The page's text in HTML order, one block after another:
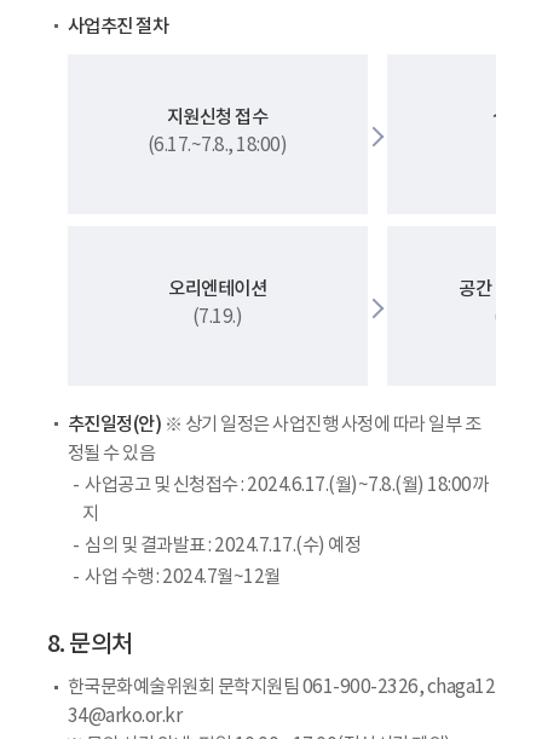
사업추진 절차
지원신청 접수
(6.17.~7.8., 18:00)
심의
오리엔테이션
(7.19.)
공간 이용
(7월
추진일정(안) ※ 상기 일정은 사업진행 사정에 따라 일부 조
정될 수 있음
사업공고 및 신청접수 : 2024.6.17.(월)~7.8.(월) 18:00까
지
심의 및 결과발표 : 2024.7.17.(수) 예정
사업 수행 : 2024.7월~12월
8. 문의처
한국문화예술위원회 문학지원팀 061-900-2326, chaga12
34@arko.or.kr